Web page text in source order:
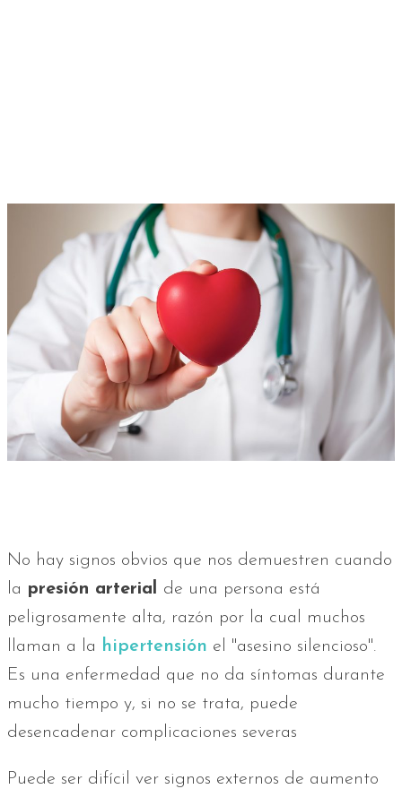
No hay signos obvios que nos demuestren cuando
la presión arterial de una persona está
peligrosamente alta, razón por la cual muchos
llaman a la hipertensión el "asesino silencioso".
Es una enfermedad que no da síntomas durante
mucho tiempo y, si no se trata, puede
desencadenar complicaciones severas
Puede ser difícil ver signos externos de aumento